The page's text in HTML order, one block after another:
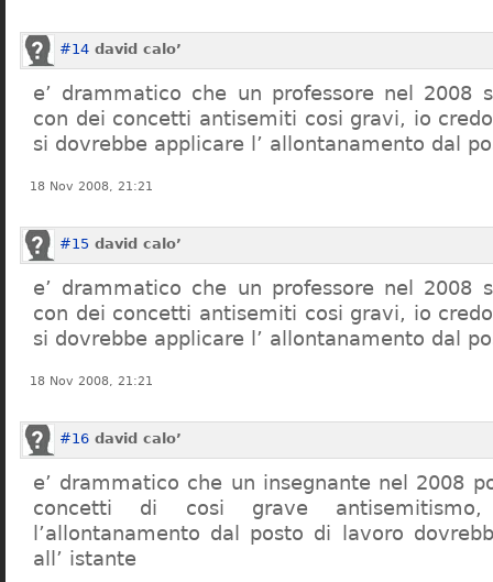
#14 david calo’
e’ drammatico che un professore nel 2008
con dei concetti antisemiti cosi gravi, io
si dovrebbe applicare l’ allontanamento dal
18 Nov 2008, 21:21
#15 david calo’
e’ drammatico che un professore nel 2008
con dei concetti antisemiti cosi gravi, io
si dovrebbe applicare l’ allontanamento dal
18 Nov 2008, 21:21
#16 david calo’
e’ drammatico che un insegnante nel 2008
concetti di cosi grave
l’allontanamento dal posto di lavoro
all’ istante